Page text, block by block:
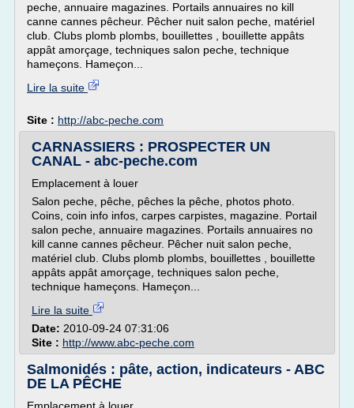
peche, annuaire magazines. Portails annuaires no kill
canne cannes pêcheur. Pêcher nuit salon peche, matériel
club. Clubs plomb plombs, bouillettes , bouillette appâts
appât amorçage, techniques salon peche, technique
hameçons. Hameçon...
Lire la suite
Site : http://abc-peche.com
CARNASSIERS : PROSPECTER UN
CANAL - abc-peche.com
Emplacement à louer
Salon peche, pêche, pêches la pêche, photos photo.
Coins, coin info infos, carpes carpistes, magazine. Portail
salon peche, annuaire magazines. Portails annuaires no
kill canne cannes pêcheur. Pêcher nuit salon peche,
matériel club. Clubs plomb plombs, bouillettes , bouillette
appâts appât amorçage, techniques salon peche,
technique hameçons. Hameçon...
Lire la suite
Date: 2010-09-24 07:31:06
Site : http://www.abc-peche.com
Salmonidés : pâte, action, indicateurs - ABC
DE LA PÊCHE